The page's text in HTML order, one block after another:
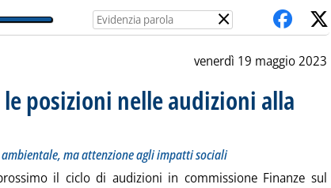
×
venerdì 19 maggio 2023
le posizioni nelle audizioni alla
ma attenzione agli impatti sociali
il ciclo di audizioni in commissione Finanze sul